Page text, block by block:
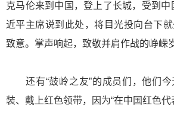
克马伦来到中国，登上了长城，受到中
近平主席说到此处，将目光投向台下
致意。掌声响起，致敬并肩作战的峥嵘
还有“鼓岭之友”的成员们，他们今
装、戴上红色领带，因为“在中国红色代